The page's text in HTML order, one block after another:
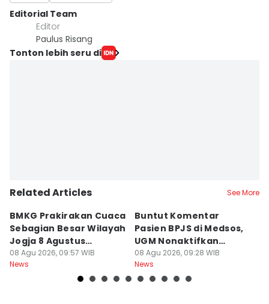
Editorial Team
Editor
Paulus Risang
Tonton lebih seru di
Related Articles See More
BMKG Prakirakan Cuaca
Sebagian Besar Wilayah
Jogja 8 Agustus
Berawan
08 Agu 2026, 09:57 WIB
News
Buntut Komentar
Pasien BPJS di Medsos,
UGM Nonaktifkan
Dokter PPDS
08 Agu 2026, 09:28 WIB
News